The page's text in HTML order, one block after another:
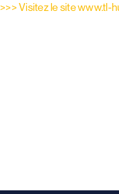
>>> Visitez le site www.tl-